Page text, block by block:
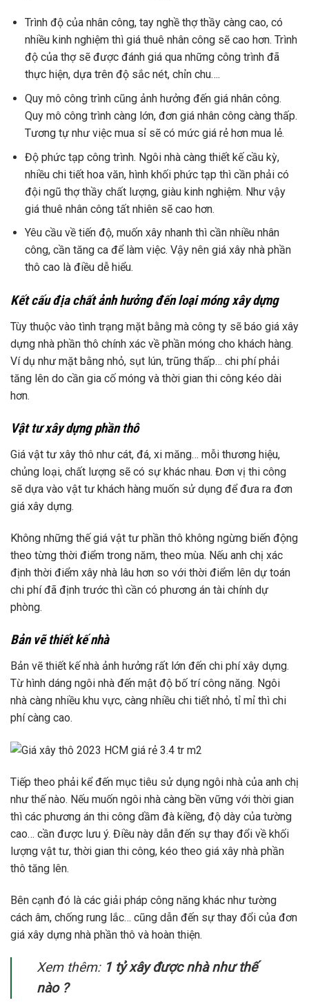
Trình độ của nhân công, tay nghề thợ thầy càng cao, có
nhiều kinh nghiệm thì giá thuê nhân công sẽ cao hơn. Trình
độ của thợ sẽ được đánh giá qua những công trình đã
thực hiện, dựa trên độ sắc nét, chỉn chu….
Quy mô công trình cũng ảnh hưởng đến giá nhân công.
Quy mô công trình càng lớn, đơn giá nhân công càng thấp.
Tương tự như việc mua sỉ sẽ có mức giá rẻ hơn mua lẻ.
Độ phức tạp công trình. Ngôi nhà càng thiết kế cầu kỳ,
nhiều chi tiết hoa văn, hình khối phức tạp thì cần phải có
đội ngũ thợ thầy chất lượng, giàu kinh nghiệm. Như vậy
giá thuê nhân công tất nhiên sẽ cao hơn.
Yêu cầu về tiến độ, muốn xây nhanh thì cần nhiều nhân
công, cần tăng ca để làm việc. Vậy nên giá xây nhà phần
thô cao là điều dễ hiểu.
Kết cấu địa chất ảnh hưởng đến loại móng xây dựng
Tùy thuộc vào tình trạng mặt bằng mà công ty sẽ báo giá xây
dựng nhà phần thô chính xác về phần móng cho khách hàng.
Ví dụ như mặt bằng nhỏ, sụt lún, trũng thấp… chi phí phải
tăng lên do cần gia cố móng và thời gian thi công kéo dài
hơn.
Vật tư xây dựng phần thô
Giá vật tư xây thô như cát, đá, xi măng… mỗi thương hiệu,
chủng loại, chất lượng sẽ có sự khác nhau. Đơn vị thi công
sẽ dựa vào vật tư khách hàng muốn sử dụng để đưa ra đơn
giá xây dựng.
Không những thế giá vật tư phần thô không ngừng biến động
theo từng thời điểm trong năm, theo mùa. Nếu anh chị xác
định thời điểm xây nhà lâu hơn so với thời điểm lên dự toán
chi phí đã định trước thì cần có phương án tài chính dự
phòng.
Bản vẽ thiết kế nhà
Bản vẽ thiết kế nhà ảnh hưởng rất lớn đến chi phí xây dựng.
Từ hình dáng ngôi nhà đến mật độ bố trí công năng. Ngôi
nhà càng nhiều khu vực, càng nhiều chi tiết nhỏ, tỉ mỉ thì chi
phí càng cao.
Tiếp theo phải kể đến mục tiêu sử dụng ngôi nhà của anh chị
như thế nào. Nếu muốn ngôi nhà càng bền vững với thời gian
thì các phương án thi công dầm đà kiềng, độ dày của tường
cao… cần được lưu ý. Điều này dẫn đến sự thay đổi về khối
lượng vật tư, thời gian thi công, kéo theo giá xây nhà phần
thô tăng lên.
Bên cạnh đó là các giải pháp công năng khác như tường
cách âm, chống rung lắc… cũng dẫn đến sự thay đổi của đơn
giá xây dựng nhà phần thô và hoàn thiện.
Xem thêm: 1 tỷ xây được nhà như thế
nào ?